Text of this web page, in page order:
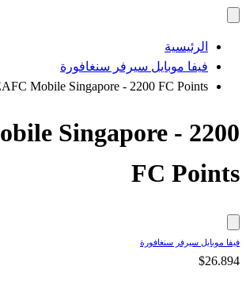
الرئيسية
فيفا موبايل سيرفر سنغافورة
Mobile Singapore - 2200 FC Points
Singapore - 2200
FC Points
فيفا موبايل سيرفر سنغافورة
$26.894